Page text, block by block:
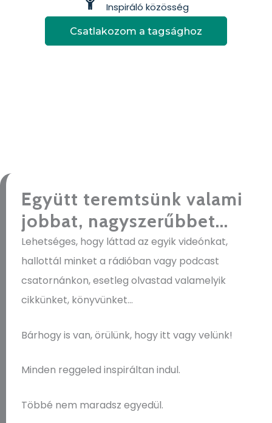
Inspiráló közösség
Csatlakozom a tagsághoz
Együtt teremtsünk valami
jobbat, nagyszerűbbet...
Lehetséges, hogy láttad az egyik videónkat,
hallottál minket a rádióban vagy podcast
csatornánkon, esetleg olvastad valamelyik
cikkünket, könyvünket…
Bárhogy is van, örülünk, hogy itt vagy velünk!
Minden reggeled inspiráltan indul.
Többé nem maradsz egyedül.